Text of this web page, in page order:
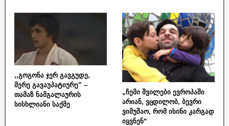
,,გოგონა ჯერ გავგუდე,
მერე გავაუპატიურე” –
თამაზ ნამგალაურის
სისხლიანი საქმე
„ჩემი შვილები ევროპაში
არიან, ვცდილობ, ბევრი
ვიმუშაო, რომ ისინი კარგად
იყვნენ“